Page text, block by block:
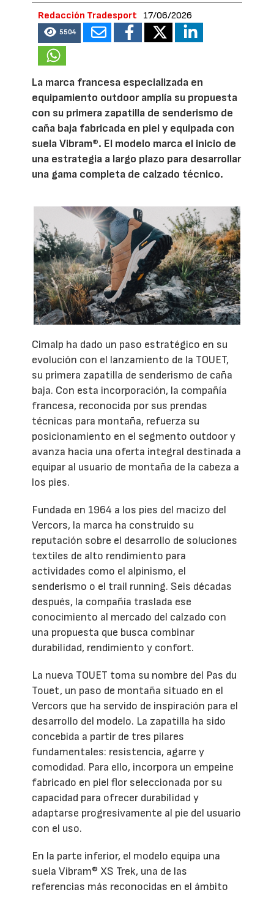
Redacción Tradesport 17/06/2026
5504
La marca francesa especializada en
equipamiento outdoor amplía su propuesta
con su primera zapatilla de senderismo de
caña baja fabricada en piel y equipada con
suela Vibram®. El modelo marca el inicio de
una estrategia a largo plazo para desarrollar
una gama completa de calzado técnico.
Cimalp ha dado un paso estratégico en su
evolución con el lanzamiento de la TOUET,
su primera zapatilla de senderismo de caña
baja. Con esta incorporación, la compañía
francesa, reconocida por sus prendas
técnicas para montaña, refuerza su
posicionamiento en el segmento outdoor y
avanza hacia una oferta integral destinada a
equipar al usuario de montaña de la cabeza a
los pies.
Fundada en 1964 a los pies del macizo del
Vercors, la marca ha construido su
reputación sobre el desarrollo de soluciones
textiles de alto rendimiento para
actividades como el alpinismo, el
senderismo o el trail running. Seis décadas
después, la compañía traslada ese
conocimiento al mercado del calzado con
una propuesta que busca combinar
durabilidad, rendimiento y confort.
La nueva TOUET toma su nombre del Pas du
Touet, un paso de montaña situado en el
Vercors que ha servido de inspiración para el
desarrollo del modelo. La zapatilla ha sido
concebida a partir de tres pilares
fundamentales: resistencia, agarre y
comodidad. Para ello, incorpora un empeine
fabricado en piel flor seleccionada por su
capacidad para ofrecer durabilidad y
adaptarse progresivamente al pie del usuario
con el uso.
En la parte inferior, el modelo equipa una
suela Vibram® XS Trek, una de las
referencias más reconocidas en el ámbito